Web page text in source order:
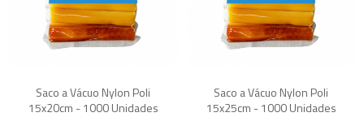
Saco a Vácuo Nylon Poli
15x20cm - 1000 Unidades
Saco a Vácuo Nylon Poli
15x25cm - 1000 Unidades